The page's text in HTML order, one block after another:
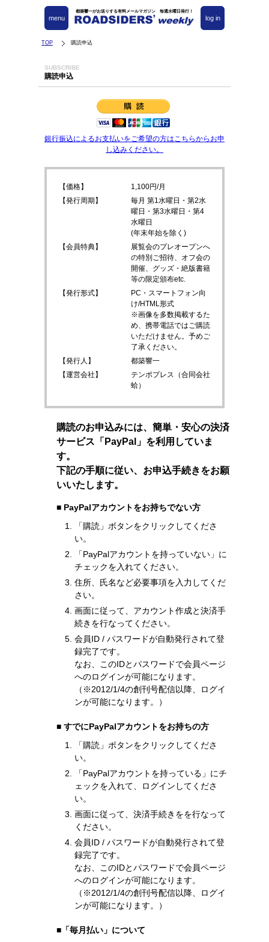
都築響一がお送りする有料メールマガジン 毎週水曜日発行！
log in
menu
TOP 購読申込
SUBSCRIBE
購読申込
銀行振込によるお支払いをご希望の方はこちらからお申
し込みください。
【価格】
1,100円/月
【発行周期】
毎月 第1水曜日・第2水
曜日・第3水曜日・第4
水曜日
(年末年始を除く)
【会員特典】
展覧会のプレオープンへ
の特別ご招待、オフ会の
開催、グッズ・絶版書籍
等の限定頒布etc.
【発行形式】
PC・スマートフォン向
け/HTML形式
※画像を多数掲載するた
め、携帯電話ではご購読
いただけません。予めご
了承ください。
【発行人】
都築響一
【運営会社】
テンポプレス（合同会社
蛤）
購読のお申込みには、簡単・安心の決済
サービス「PayPal」を利用していま
す。
下記の手順に従い、お申込手続きをお願
いいたします。
■ PayPalアカウントをお持ちでない方
「購読」ボタンをクリックしてくださ
い。
「PayPalアカウントを持っていない」に
チェックを入れてください。
住所、氏名など必要事項を入力してくだ
さい。
画面に従って、アカウント作成と決済手
続きを行なってください。
会員ID / パスワードが自動発行されて登
録完了です。
なお、このIDとパスワードで会員ページ
へのログインが可能になります。
（※2012/1/4の創刊号配信以降、ログイ
ンが可能になります。）
■ すでにPayPalアカウントをお持ちの方
「購読」ボタンをクリックしてくださ
い。
「PayPalアカウントを持っている」にチ
ェックを入れて、ログインしてくださ
い。
画面に従って、決済手続きをを行なって
ください。
会員ID / パスワードが自動発行されて登
録完了です。
なお、このIDとパスワードで会員ページ
へのログインが可能になります。
（※2012/1/4の創刊号配信以降、ログイ
ンが可能になります。）
■「毎月払い」について